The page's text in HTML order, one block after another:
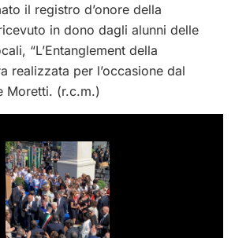
il registro d’onore della
in dono dagli alunni delle
“L’Entanglement della
realizzata per l’occasione dal
Moretti. (r.c.m.)